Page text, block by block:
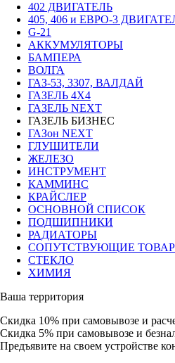
402 ДВИГАТЕЛЬ
405, 406 и ЕВРО-3
G-21
АККУМУЛЯТОРЫ
БАМПЕРА
ВОЛГА
ГАЗ-53, 3307, ВАЛДАЙ
ГАЗЕЛЬ 4Х4
ГАЗЕЛЬ NEXT
ГАЗЕЛЬ БИЗНЕС
ГАЗон NEXT
ГЛУШИТЕЛИ
ЖЕЛЕЗО
ИНСТРУМЕНТ
КАММИНС
КРАЙСЛЕР
ОСНОВНОЙ СПИСОК
ПОДШИПНИКИ
РАДИАТОРЫ
СОПУТСТВУЮЩИЕ
СТЕКЛО
ХИМИЯ
Ваша территория
Скидка 10% при самовывозе и
Скидка 5% при самовывозе и
Предъявите на своем устройстве